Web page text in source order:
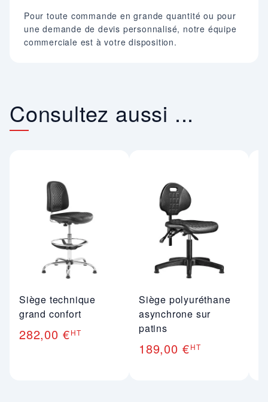
Pour toute commande en grande quantité ou pour
une demande de devis personnalisé, notre équipe
commerciale est à votre disposition.
Consultez aussi ...
Siège technique
grand confort
282,00 €HT
Siège polyuréthane
asynchrone sur
patins
189,00 €HT